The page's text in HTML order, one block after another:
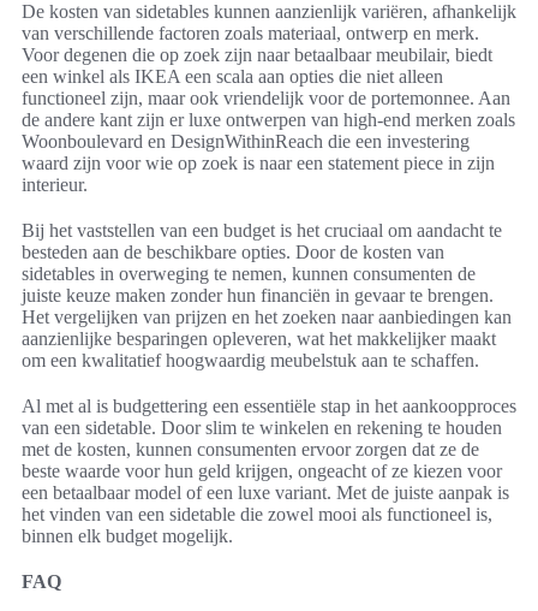
De kosten van sidetables kunnen aanzienlijk variëren, afhankelijk
van verschillende factoren zoals materiaal, ontwerp en merk.
Voor degenen die op zoek zijn naar betaalbaar meubilair, biedt
een winkel als IKEA een scala aan opties die niet alleen
functioneel zijn, maar ook vriendelijk voor de portemonnee. Aan
de andere kant zijn er luxe ontwerpen van high-end merken zoals
Woonboulevard en DesignWithinReach die een investering
waard zijn voor wie op zoek is naar een statement piece in zijn
interieur.
Bij het vaststellen van een budget is het cruciaal om aandacht te
besteden aan de beschikbare opties. Door de kosten van
sidetables in overweging te nemen, kunnen consumenten de
juiste keuze maken zonder hun financiën in gevaar te brengen.
Het vergelijken van prijzen en het zoeken naar aanbiedingen kan
aanzienlijke besparingen opleveren, wat het makkelijker maakt
om een kwalitatief hoogwaardig meubelstuk aan te schaffen.
Al met al is budgettering een essentiële stap in het aankoopproces
van een sidetable. Door slim te winkelen en rekening te houden
met de kosten, kunnen consumenten ervoor zorgen dat ze de
beste waarde voor hun geld krijgen, ongeacht of ze kiezen voor
een betaalbaar model of een luxe variant. Met de juiste aanpak is
het vinden van een sidetable die zowel mooi als functioneel is,
binnen elk budget mogelijk.
FAQ